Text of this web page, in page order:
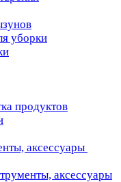
уборки
продуктов
аксессуары
аксессуары